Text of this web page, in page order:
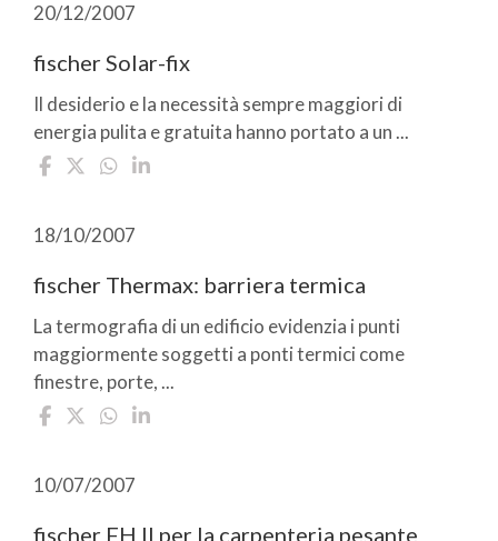
20/12/2007
fischer Solar-fix
Il desiderio e la necessità sempre maggiori di
energia pulita e gratuita hanno portato a un ...
18/10/2007
fischer Thermax: barriera termica
La termografia di un edificio evidenzia i punti
maggiormente soggetti a ponti termici come
finestre, porte, ...
10/07/2007
fischer FH II per la carpenteria pesante